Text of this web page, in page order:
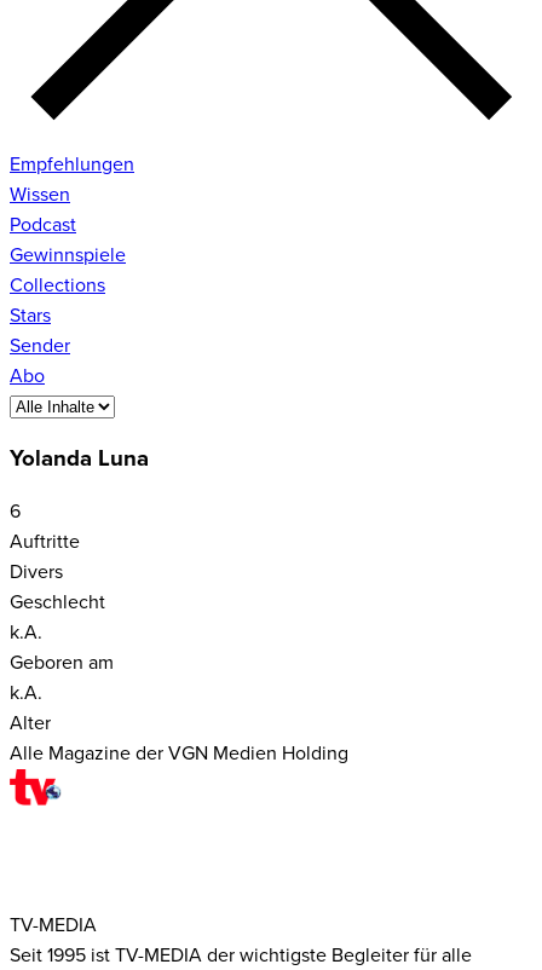
Empfehlungen
Wissen
Podcast
Gewinnspiele
Collections
Stars
Sender
Abo
Yolanda Luna
6
Auftritte
Divers
Geschlecht
k.A.
Geboren am
k.A.
Alter
Alle Magazine der VGN Medien Holding
TV-MEDIA
Seit 1995 ist TV-MEDIA der wichtigste Begleiter für alle